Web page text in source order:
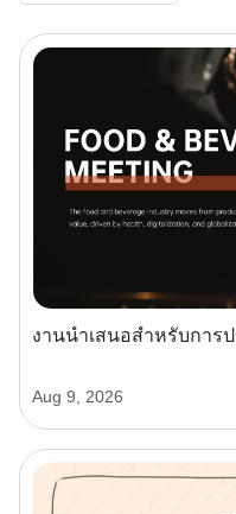
งานนำเสนอสำหรับการ
Aug 9, 2026